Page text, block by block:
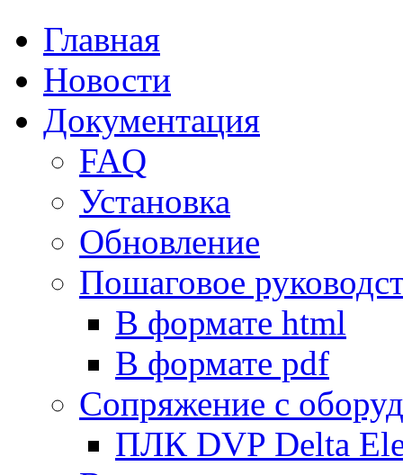
Главная
Новости
Документация
FAQ
Установка
Обновление
Пошаговое
В формате html
В формате pdf
Сопряжение с
ПЛК DVP Delta